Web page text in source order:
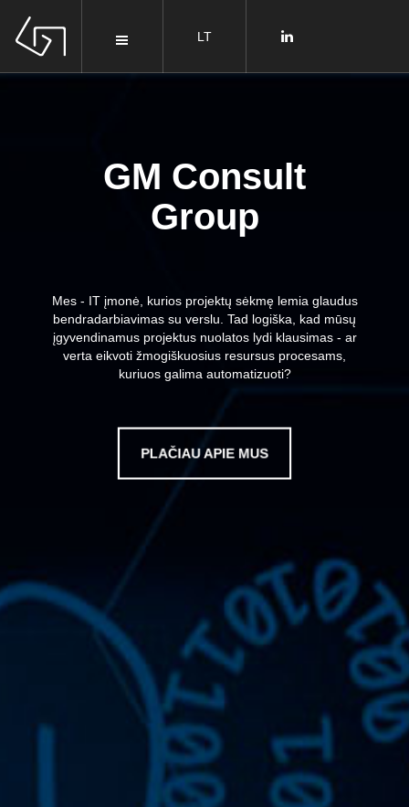
GM Consult
Group
Mes - IT įmonė, kurios projektų sėkmę lemia glaudus
bendradarbiavimas su verslu. Tad logiška, kad mūsų
įgyvendinamus projektus nuolatos lydi klausimas - ar
verta eikvoti žmogiškuosius resursus procesams,
kuriuos galima automatizuoti?
PLAČIAU APIE MUS